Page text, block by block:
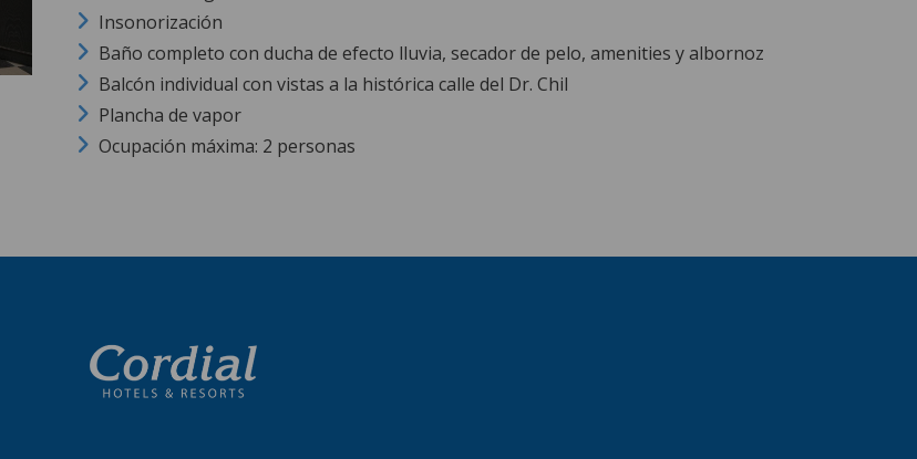
Insonorización
Baño completo con ducha de efecto lluvia, secador de pelo, amenities y albornoz
Balcón individual con vistas a la histórica calle del Dr. Chil
Plancha de vapor
Ocupación máxima: 2 personas